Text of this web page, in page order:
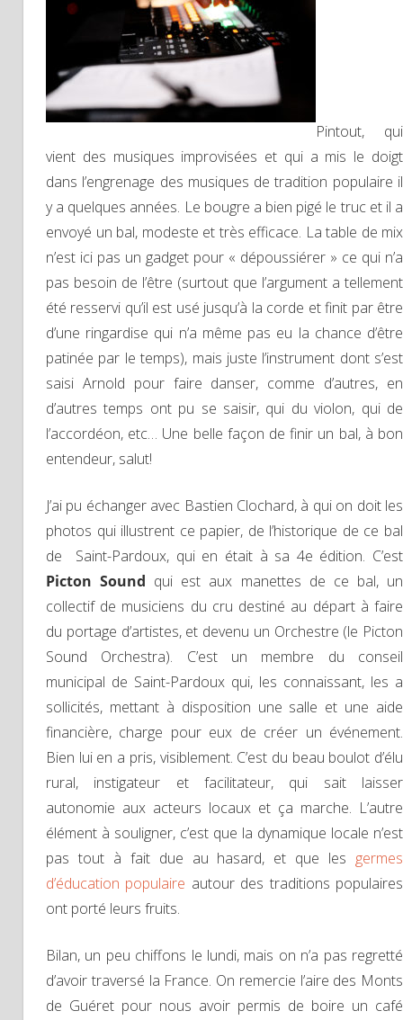
Pintout, qui
vient des musiques improvisées et qui a mis le doigt
dans l’engrenage des musiques de tradition populaire il
y a quelques années. Le bougre a bien pigé le truc et il a
envoyé un bal, modeste et très efficace. La table de mix
n’est ici pas un gadget pour « dépoussiérer » ce qui n’a
pas besoin de l’être (surtout que l’argument a tellement
été resservi qu’il est usé jusqu’à la corde et finit par être
d’une ringardise qui n’a même pas eu la chance d’être
patinée par le temps), mais juste l’instrument dont s’est
saisi Arnold pour faire danser, comme d’autres, en
d’autres temps ont pu se saisir, qui du violon, qui de
l’accordéon, etc… Une belle façon de finir un bal, à bon
entendeur, salut!
J’ai pu échanger avec Bastien Clochard, à qui on doit les
photos qui illustrent ce papier, de l’historique de ce bal
de Saint-Pardoux, qui en était à sa 4e édition. C’est
Picton Sound qui est aux manettes de ce bal, un
collectif de musiciens du cru destiné au départ à faire
du portage d’artistes, et devenu un Orchestre (le Picton
Sound Orchestra). C’est un membre du conseil
municipal de Saint-Pardoux qui, les connaissant, les a
sollicités, mettant à disposition une salle et une aide
financière, charge pour eux de créer un événement.
Bien lui en a pris, visiblement. C’est du beau boulot d’élu
rural, instigateur et facilitateur, qui sait laisser
autonomie aux acteurs locaux et ça marche. L’autre
élément à souligner, c’est que la dynamique locale n’est
pas tout à fait due au hasard, et que les germes
d’éducation populaire autour des traditions populaires
ont porté leurs fruits.
Bilan, un peu chiffons le lundi, mais on n’a pas regretté
d’avoir traversé la France. On remercie l’aire des Monts
de Guéret pour nous avoir permis de boire un café